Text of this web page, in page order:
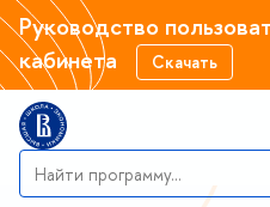
Руководство
кабинета
Скачать